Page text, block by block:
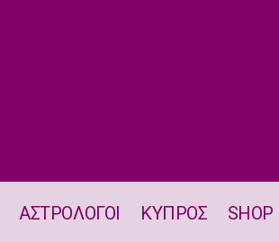
ΑΣΤΡΟΛΟΓΟΙ ΚΥΠΡΟΣ SHOP